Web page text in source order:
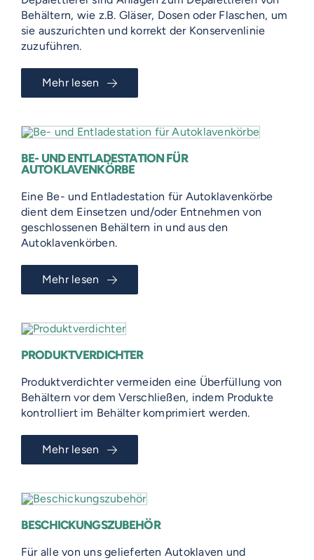
Behältern, wie z.B. Gläser, Dosen oder Flaschen, um
sie auszurichten und korrekt der Konservenlinie
zuzuführen.
Mehr lesen
BE- UND ENTLADESTATION FÜR
AUTOKLAVENKÖRBE
Eine Be- und Entladestation für Autoklavenkörbe
dient dem Einsetzen und/oder Entnehmen von
geschlossenen Behältern in und aus den
Autoklavenkörben.
Mehr lesen
PRODUKTVERDICHTER
Produktverdichter vermeiden eine Überfüllung von
Behältern vor dem Verschließen, indem Produkte
kontrolliert im Behälter komprimiert werden.
Mehr lesen
BESCHICKUNGSZUBEHÖR
Für alle von uns gelieferten Autoklaven und